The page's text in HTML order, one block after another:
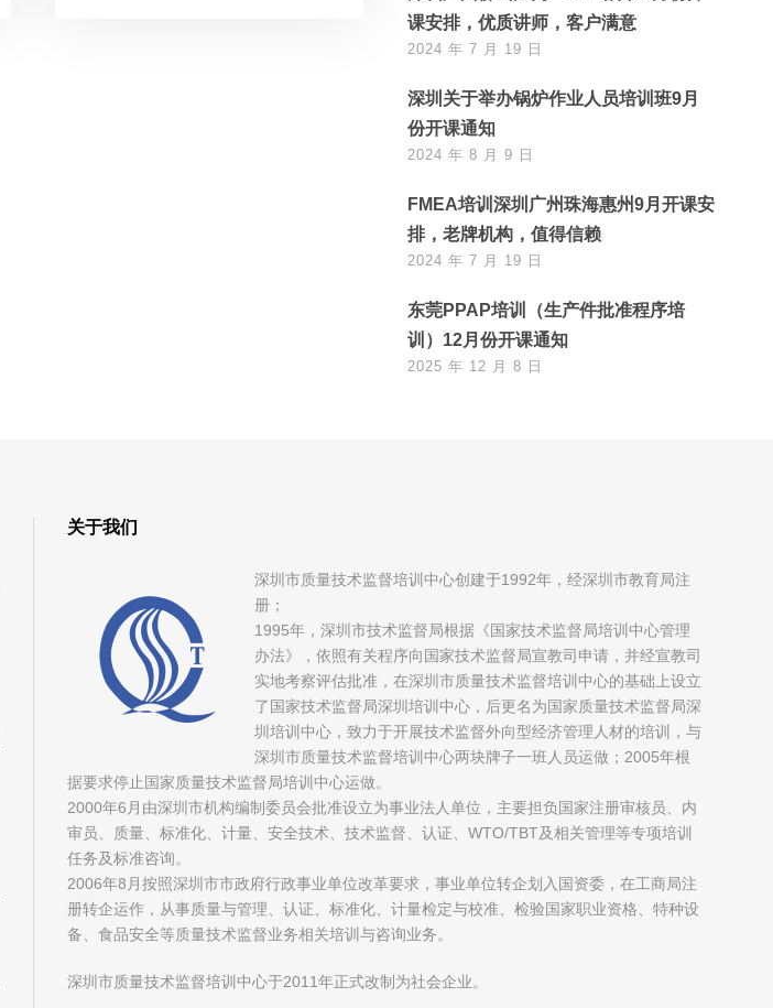
课安排，优质讲师，客户满意
2024 年 7 月 19 日
深圳关于举办锅炉作业人员培训班9月
份开课通知
2024 年 8 月 9 日
FMEA培训深圳广州珠海惠州9月开课安
排，老牌机构，值得信赖
2024 年 7 月 19 日
东莞PPAP培训（生产件批准程序培
训）12月份开课通知
2025 年 12 月 8 日
关于我们
深圳市质量技术监督培训中心创建于1992年，经深圳市教育局注
册；
1995年，深圳市技术监督局根据《国家技术监督局培训中心管理
办法》，依照有关程序向国家技术监督局宣教司申请，并经宣教司
实地考察评估批准，在深圳市质量技术监督培训中心的基础上设立
了国家技术监督局深圳培训中心，后更名为国家质量技术监督局深
圳培训中心，致力于开展技术监督外向型经济管理人材的培训，与
深圳市质量技术监督培训中心两块牌子一班人员运做；2005年根
据要求停止国家质量技术监督局培训中心运做。
2000年6月由深圳市机构编制委员会批准设立为事业法人单位，主要担负国家注册审核员、内
审员、质量、标准化、计量、安全技术、技术监督、认证、WTO/TBT及相关管理等专项培训
任务及标准咨询。
2006年8月按照深圳市市政府行政事业单位改革要求，事业单位转企划入国资委，在工商局注
册转企运作，从事质量与管理、认证、标准化、计量检定与校准、检验国家职业资格、特种设
备、食品安全等质量技术监督业务相关培训与咨询业务。
深圳市质量技术监督培训中心于2011年正式改制为社会企业。